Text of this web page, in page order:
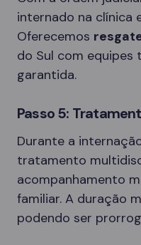
internado na clínica
Oferecemos
do Sul com equipes
garantida.
Passo 5:
Durante a
tratamento
acompanhamento
familiar. A duração
podendo ser